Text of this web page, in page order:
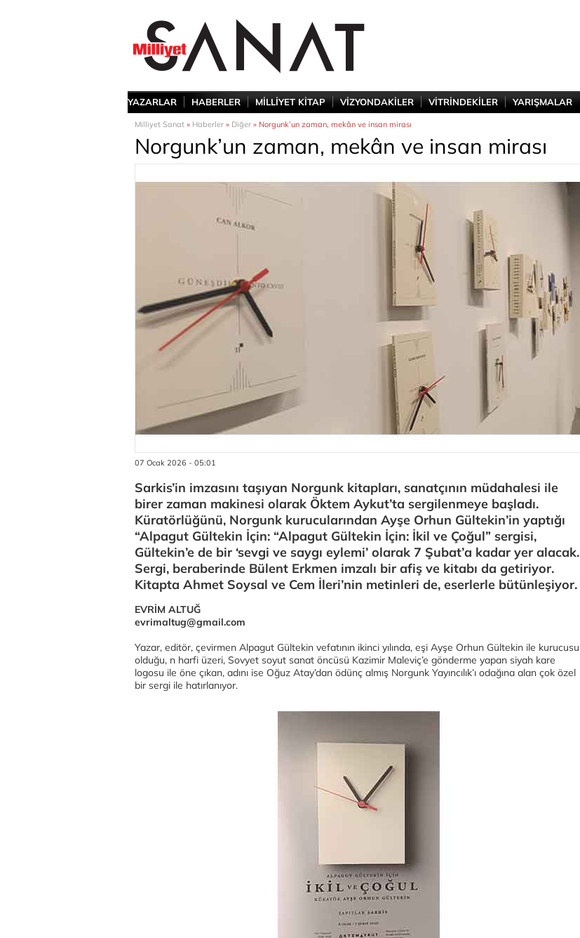
YAZARLAR HABERLER MİLLİYET KİTAP VİZYONDAKİLER VİTRİNDEKİLER YARIŞMALAR
Milliyet Sanat » Haberler » Diğer » Norgunk’un zaman, mekân ve insan mirası
Norgunk’un zaman, mekân ve insan mirası
07 Ocak 2026 - 05:01
Sarkis’in imzasını taşıyan Norgunk kitapları, sanatçının müdahalesi ile
birer zaman makinesi olarak Öktem Aykut’ta sergilenmeye başladı.
Küratörlüğünü, Norgunk kurucularından Ayşe Orhun Gültekin’in yaptığı
“Alpagut Gültekin İçin: “Alpagut Gültekin İçin: İkil ve Çoğul” sergisi,
Gültekin’e de bir ‘sevgi ve saygı eylemi’ olarak 7 Şubat’a kadar yer alacak.
Sergi, beraberinde Bülent Erkmen imzalı bir afiş ve kitabı da getiriyor.
Kitapta Ahmet Soysal ve Cem İleri’nin metinleri de, eserlerle bütünleşiyor.
EVRİM ALTUĞ
evrimaltug@gmail.com
Yazar, editör, çevirmen Alpagut Gültekin vefatının ikinci yılında, eşi Ayşe Orhun Gültekin ile kurucusu
olduğu, n harfi üzeri, Sovyet soyut sanat öncüsü Kazimir Maleviç’e gönderme yapan siyah kare
logosu ile öne çıkan, adını ise Oğuz Atay’dan ödünç almış Norgunk Yayıncılık’ı odağına alan çok özel
bir sergi ile hatırlanıyor.